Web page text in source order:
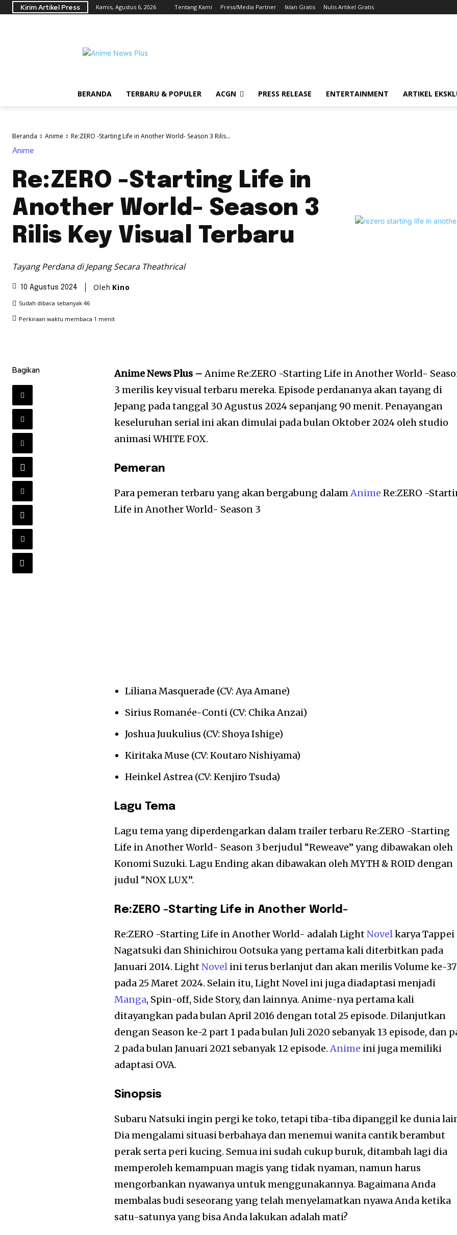
Kirim Artikel Press Kamis, Agustus 6, 2026 Tentang Kami Press/Media Partner Iklan Gratis Nulis Artikel Gratis
BERANDA TERBARU & POPULER ACGN PRESS RELEASE ENTERTAINMENT ARTIKEL
Beranda Anime Re:ZERO -Starting Life in Another World- Season 3 Rilis...
Anime
Re:ZERO -Starting Life in
Another World- Season 3
Rilis Key Visual Terbaru
Tayang Perdana di Jepang Secara Theathrical
10 Agustus 2024 Oleh Kino
Sudah dibaca sebanyak 46
Perkiraan waktu membaca 1 menit
Bagikan Anime News Plus –Anime Re:ZERO -Starting Life in Another World-
3 merilis key visual terbaru mereka. Episode perdananya akan tayang di
Jepang pada tanggal 30 Agustus 2024 sepanjang 90 menit. Penayangan
keseluruhan serial ini akan dimulai pada bulan Oktober 2024 oleh studio
animasi WHITE FOX.
Pemeran
Para pemeran terbaru yang akan bergabung dalamAnime Re:ZERO -
Life in Another World- Season 3
Liliana Masquerade (CV: Aya Amane)
Sirius Romanée-Conti (CV: Chika Anzai)
Joshua Juukulius (CV: Shoya Ishige)
Kiritaka Muse (CV: Koutaro Nishiyama)
Heinkel Astrea (CV: Kenjiro Tsuda)
Lagu Tema
Lagu tema yang diperdengarkan dalam trailer terbaru Re:ZERO -Starting
Life in Another World- Season 3 berjudul “Reweave” yang dibawakan oleh
Konomi Suzuki. Lagu Ending akan dibawakan oleh MYTH & ROID dengan
judul “NOX LUX”.
Re:ZERO -Starting Life in Another World-
Re:ZERO -Starting Life in Another World- adalah LightNovelkarya Tappei
Nagatsuki dan Shinichirou Ootsuka yang pertama kali diterbitkan pada
Januari 2014. LightNovel ini terus berlanjut dan akan merilis Volume ke-37
pada 25 Maret 2024. Selain itu, Light Novel ini juga diadaptasi menjadi
Manga, Spin-off, Side Story, dan lainnya. Anime-nya pertama kali
ditayangkan pada bulan April 2016 dengan total 25 episode. Dilanjutkan
dengan Season ke-2 part 1 pada bulan Juli 2020 sebanyak 13 episode, dan
2 pada bulan Januari 2021 sebanyak 12 episode.Anime ini juga memiliki
adaptasi OVA.
Sinopsis
Subaru Natsuki ingin pergi ke toko, tetapi tiba-tiba dipanggil ke dunia
Dia mengalami situasi berbahaya dan menemui wanita cantik berambut
perak serta peri kucing. Semua ini sudah cukup buruk, ditambah lagi dia
memperoleh kemampuan magis yang tidak nyaman, namun harus
mengorbankan nyawanya untuk menggunakannya. Bagaimana Anda
membalas budi seseorang yang telah menyelamatkan nyawa Anda ketika
satu-satunya yang bisa Anda lakukan adalah mati?